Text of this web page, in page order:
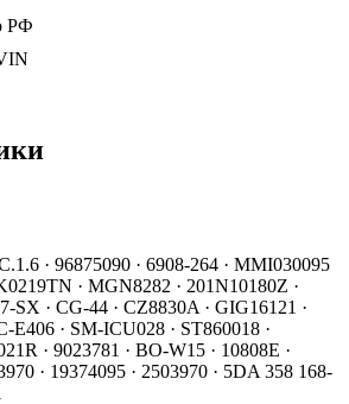
РФ
· 96875090 · 6908-264 · MMI030095
· MGN8282 · 201N10180Z ·
SX · CG-44 · CZ8830A · GIG16121 ·
E406 · SM-ICU028 · ST860018 ·
· 9023781 · BO-W15 · 10808E ·
· 19374095 · 2503970 · 5DA 358 168-